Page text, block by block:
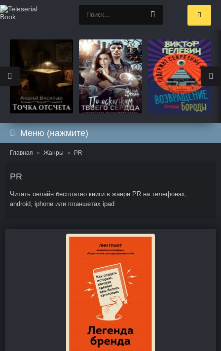
Меню (нажмите)
Главная Жанры PR
PR
Читать онлайн бесплатно книги в жанре PR на телефонах,
android, iphone или планшетах ipad